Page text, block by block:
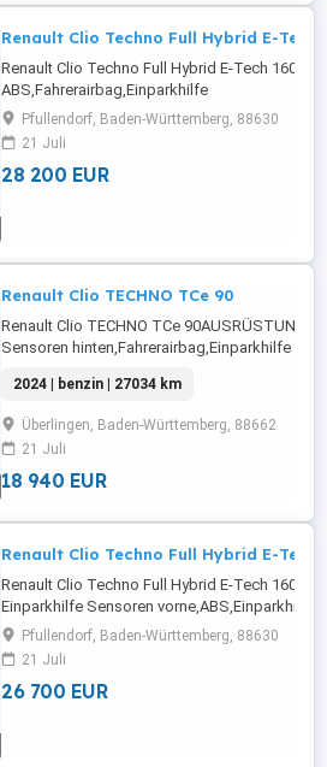
Renault Clio Techno Full Hybrid E-Tech
Renault Clio Techno Full Hybrid E-Tech
ABS,Fahrerairbag,Einparkhilfe
Radio,Servolenkung,LED-
Fensterheber,LED-
Pfullendorf, Baden-Württemberg, 88630
21 Juli
28 200 EUR
Renault Clio TECHNO TCe 90
Renault Clio TECHNO TCe 90AUSRÜSTUNG:
Sensoren hinten,Fahrerairbag,Einparkhilfe
Radio,Servolenkung,LED-
Fensterheber,LED-
...
2024 | benzin | 27034 km
Überlingen, Baden-Württemberg, 88662
21 Juli
18 940 EUR
Renault Clio Techno Full Hybrid E-Tech
Renault Clio Techno Full Hybrid E-Tech
Einparkhilfe Sensoren vorne,ABS,Einparkhilfe
Radio,Servolenkung,LED-
Fensterheber,LED-
Pfullendorf, Baden-Württemberg, 88630
21 Juli
26 700 EUR